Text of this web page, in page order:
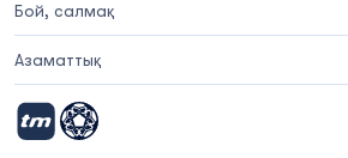
Бой, салмақ
Азаматтық